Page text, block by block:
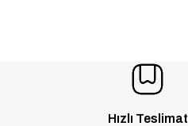
Hızlı Teslimat